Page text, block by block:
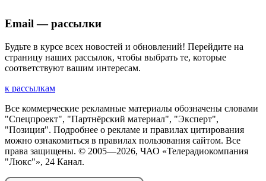
Email — рассылки
Будьте в курсе всех новостей и обновлений! Перейдите на
страницу наших рассылок, чтобы выбрать те, которые
соответствуют вашим интересам.
к рассылкам
Все коммерческие рекламные материалы обозначены словами
"Спецпроект", "Партнёрский материал", "Эксперт",
"Позиция". Подробнее о рекламе и правилах цитирования
можно ознакомиться в правилах пользования сайтом. Все
права защищены. © 2005—2026, ЧАО «Телерадиокомпания
"Люкс"», 24 Канал.